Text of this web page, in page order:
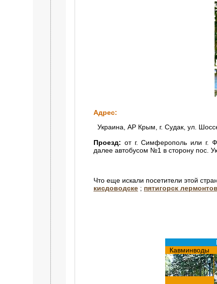
Адрес:
Украина, АР Крым, г. Судак, ул.
Проезд: от г. Симферополь или г.
далее автобусом №1 в сторону пос.
Что еще искали посетители этой
кисдоводске ; пятигорск
Кавминводы